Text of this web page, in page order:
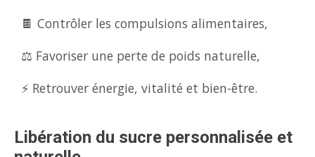
🍫 Contrôler les compulsions alimentaires,
⚖️ Favoriser une perte de poids naturelle,
⚡ Retrouver énergie, vitalité et bien-être.
Libération du sucre personnalisée et